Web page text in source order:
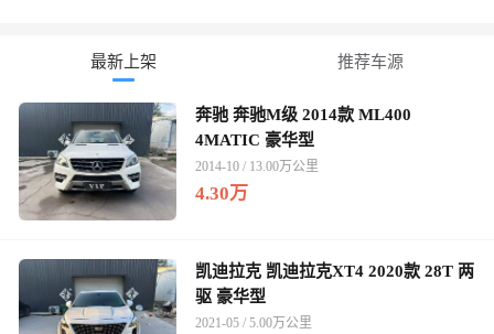
最新上架 推荐车源
奔驰 奔驰M级 2014款 ML400
4MATIC 豪华型
2014-10 / 13.00万公里
4.30万
凯迪拉克 凯迪拉克XT4 2020款 28T 两
驱 豪华型
2021-05 / 5.00万公里